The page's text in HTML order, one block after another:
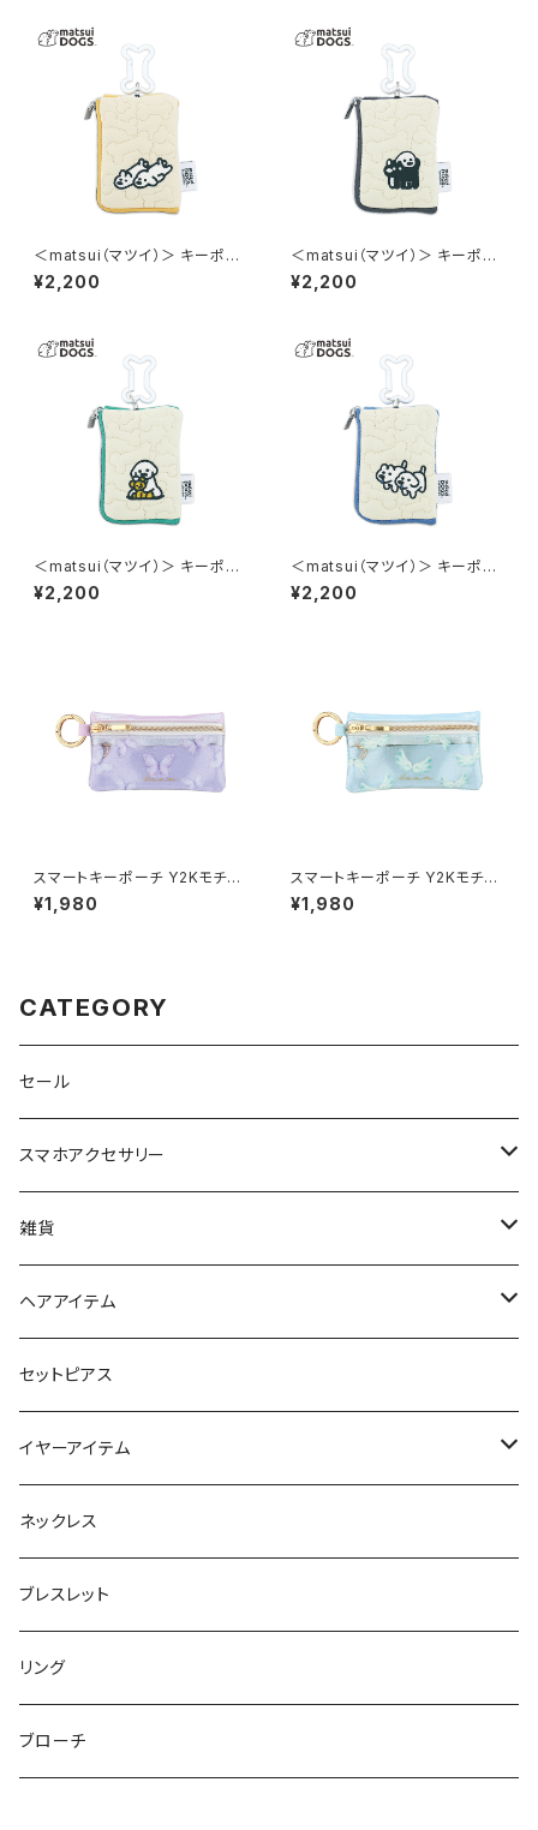
＜matsui（マツイ）＞ キーポー
チ（リール付き） matsui DOGS
LMA-G005-YE（イエロー）
¥2,200
＜matsui（マツイ）＞ キーポー
チ（リール付き） matsui DOGS
LMA-G005-GY（グレー）
¥2,200
＜matsui（マツイ）＞ キーポー
チ（リール付き） matsui DOGS
LMA-G005-GR（グリーン）
¥2,200
＜matsui（マツイ）＞ キーポー
チ（リール付き） matsui DOGS
LMA-G005-BL（ブルー）
¥2,200
スマートキーポーチ Y2Kモチー
フ（蝶/バタフライ） GKP0043-
C [各種スマートキー用]
¥1,980
スマートキーポーチ Y2Kモチー
フ（天使の羽） GKP0043-B
[各種スマートキー用]
¥1,980
CATEGORY
セール
スマホアクセサリー
iPhoneケース
スマホリング＆グリップ
マルチショルダー
雑貨
ポーチ
マチ付きポーチ
フラットポーチ
スマートキーポーチ
チャーム / カラビナ
ウォレット / 財布
トートバッグ
パスケース
ミラー
ヘアアイテム
静電気軽減ヘアブレスレット
ポニーフック
テールクラッチ
シュシュット
キープスタイラー
ヘアピン
セットピアス
イヤーアイテム
ステンレスピアス
ピアス
イヤリング
セットピアス
ネックレス
ブレスレット
リング
ブローチ